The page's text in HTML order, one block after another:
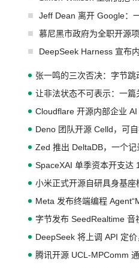
Jeff Dean 离开 Google：
慕尼黑市政府为全职开源
DeepSeek Harness 宣布
张一鸣的三次否决：字节跳
让非法状态不可表示：一
Cloudflare 开源内部企业
Deno 团队开源 Celld，可
Zed 推出 DeltaDB，一个
SpaceXAI 单季资本开支达
小米正式开源自研具身基
Meta 发布终端编程
字节发布 SeedRealtime 音
DeepSeek 将上调 API 定
腾讯开源 UCL-MPComm